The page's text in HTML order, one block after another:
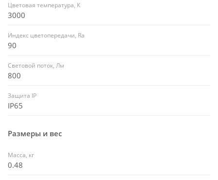
Цветовая температура, К
3000
Индекс цветопередачи, Ra
90
Световой поток, Лм
800
Защита IP
IP65
Размеры и вес
Масса, кг
0.48